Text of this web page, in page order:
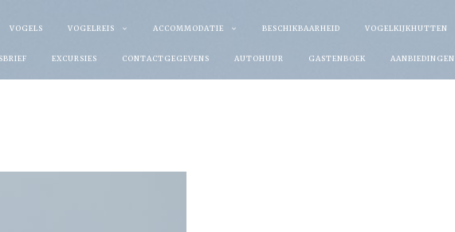
VOGELS VOGELREIS ACCOMMODATIE BESCHIKBAARHEID VOGELKIJKHUTTEN
EXCURSIES CONTACTGEGEVENS AUTOHUUR GASTENBOEK AANBIEDINGEN